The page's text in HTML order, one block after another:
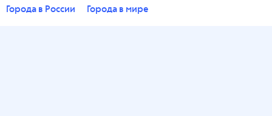
Города в России Города в мире